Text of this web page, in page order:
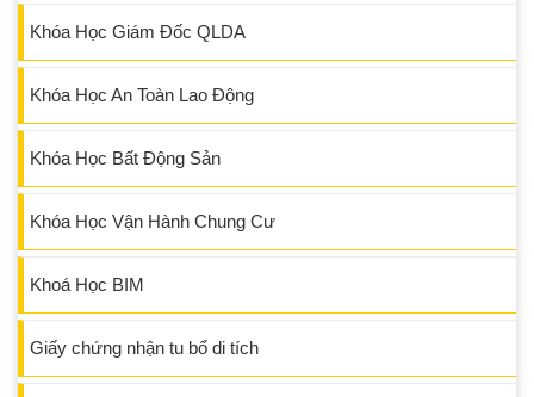
Khóa Học Giám Đốc QLDA
Khóa Học An Toàn Lao Động
Khóa Học Bất Động Sản
Khóa Học Vận Hành Chung Cư
Khoá Học BIM
Giấy chứng nhận tu bổ di tích